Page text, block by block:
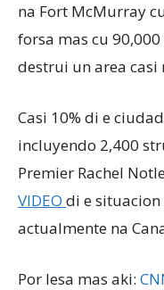
Aruba
na Fort McMurray
forsa mas cu
destrui un area casi
Casi 10% di e
incluyendo 2,400
Premier Rachel
VIDEO di e
actualmente na
Por lesa mas aki: